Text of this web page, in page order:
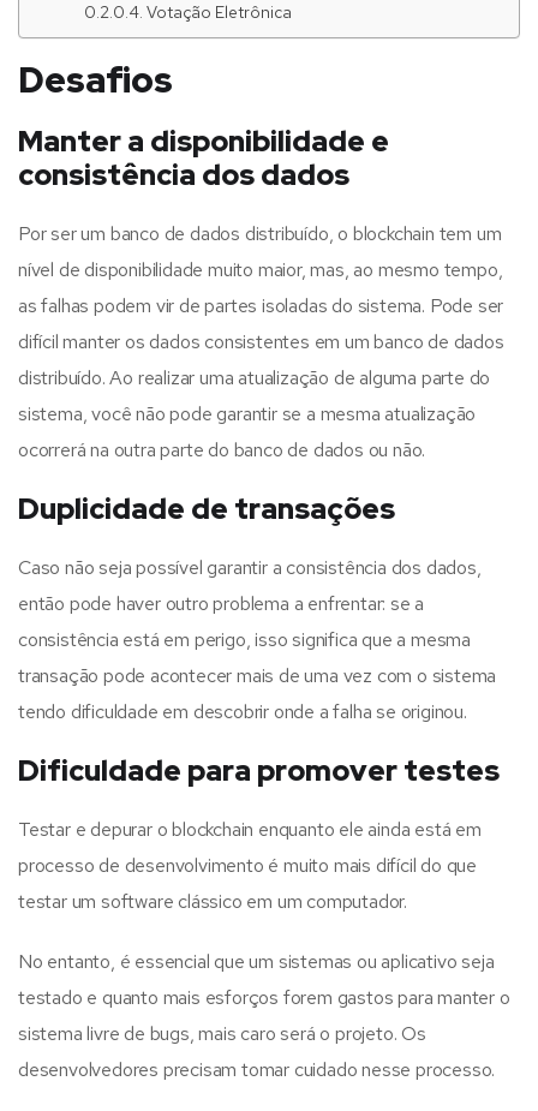
Votação Eletrônica
Desafios
Manter a disponibilidade e
consistência dos dados
Por ser um banco de dados distribuído, o blockchain tem um
nível de disponibilidade muito maior, mas, ao mesmo tempo,
as falhas podem vir de partes isoladas do sistema. Pode ser
difícil manter os dados consistentes em um banco de dados
distribuído. Ao realizar uma atualização de alguma parte do
sistema, você não pode garantir se a mesma atualização
ocorrerá na outra parte do banco de dados ou não.
Duplicidade de transações
Caso não seja possível garantir a consistência dos dados,
então pode haver outro problema a enfrentar: se a
consistência está em perigo, isso significa que a mesma
transação pode acontecer mais de uma vez com o sistema
tendo dificuldade em descobrir onde a falha se originou.
Dificuldade para promover testes
Testar e depurar o blockchain enquanto ele ainda está em
processo de desenvolvimento é muito mais difícil do que
testar um software clássico em um computador.
No entanto, é essencial que um sistemas ou aplicativo seja
testado e quanto mais esforços forem gastos para manter o
sistema livre de bugs, mais caro será o projeto. Os
desenvolvedores precisam tomar cuidado nesse processo.